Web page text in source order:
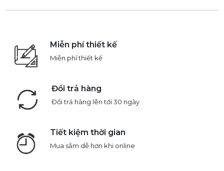
Miễn phí thiết kế
Miễn phí thiết kế
Đổi trả hàng
Đổi trả hàng lên tới 30 ngày
Tiết kiệm thời gian
Mua sắm dễ hơn khi online